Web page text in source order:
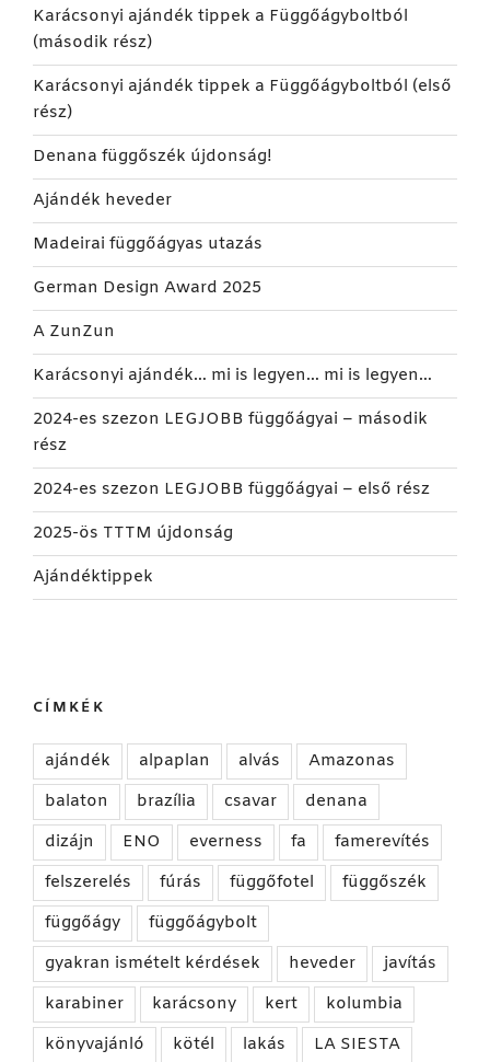
Karácsonyi ajándék tippek a Függőágyboltból
(második rész)
Karácsonyi ajándék tippek a Függőágyboltból (első
rész)
Denana függőszék újdonság!
Ajándék heveder
Madeirai függőágyas utazás
German Design Award 2025
A ZunZun
Karácsonyi ajándék… mi is legyen… mi is legyen…
2024-es szezon LEGJOBB függőágyai – második
rész
2024-es szezon LEGJOBB függőágyai – első rész
2025-ös TTTM újdonság
Ajándéktippek
CÍMKÉK
ajándék alpaplan alvás
Amazonas
balaton
brazília csavar
denana
dizájn
ENO everness fa
famerevítés
felszerelés
fúrás függőfotel
függőszék
függőágy
függőágybolt
gyakran ismételt kérdések
heveder
javítás
karabiner
karácsony kert
kolumbia
könyvajánló
kötél lakás LA SIESTA